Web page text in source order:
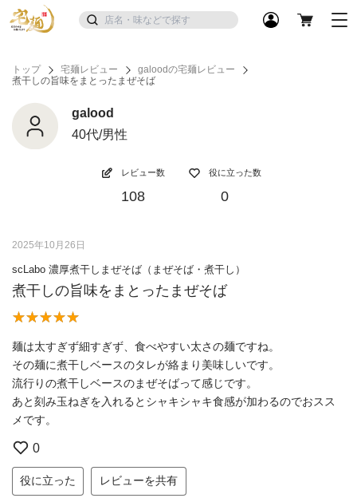
トップ 宅麺レビュー
galoodの宅麺レビュー
煮干しの旨味をまとったまぜそば
galood
40代/男性
レビュー数
108
役に立った数
0
2025年10月26日
scLabo 濃厚煮干しまぜそば（まぜそば・煮干し）
煮干しの旨味をまとったまぜそば
麺は太すぎず細すぎず、食べやすい太さの麺ですね。
その麺に煮干しベースのタレが絡まり美味しいです。
流行りの煮干しベースのまぜそばって感じです。
あと刻み玉ねぎを入れるとシャキシャキ食感が加わるのでおスス
メです。
0
役に立った レビューを共有